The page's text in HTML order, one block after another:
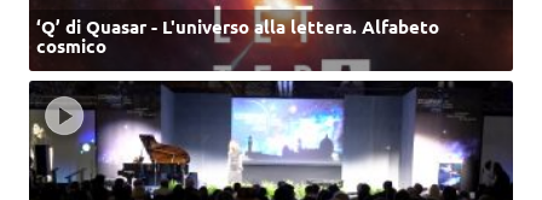
‘Q’ di Quasar - L'universo alla lettera. Alfabeto
cosmico